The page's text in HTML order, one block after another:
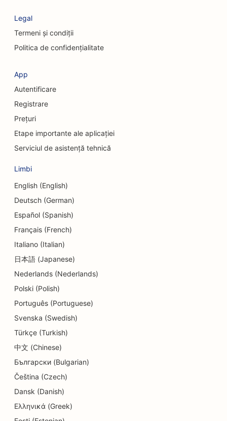
SEO pentru firmele de consultanță
SEO pentru chirurgi craniofaciali
SEO pentru uniunile de credit
SEO pentru magazinele de prăjituri
SEO pentru centrele de îngrijire de zi
SEO pentru serviciile de consiliere privind datoriile
SEO pentru clinicile stomatologice
SEO pentru delicatese
SEO pentru restaurante
SEO pentru servicii de dermabraziune
SEO pentru magazinele de detalii
SEO pentru educație și servicii de îngrijire a
SEO pentru curățătorie chimică
SEO pentru magazinele de electronice
Legal
Termeni și condiții
Politica de confidențialitate
App
Autentificare
Registrare
Prețuri
Etape importante ale aplicației
Serviciul de asistență tehnică
Limbi
English (English)
Deutsch (German)
Español (Spanish)
Français (French)
Italiano (Italian)
日本語 (Japanese)
Nederlands (Nederlands)
Polski (Polish)
Português (Portuguese)
Svenska (Swedish)
Türkçe (Turkish)
中文 (Chinese)
Български (Bulgarian)
Čeština (Czech)
Dansk (Danish)
Ελληνικά (Greek)